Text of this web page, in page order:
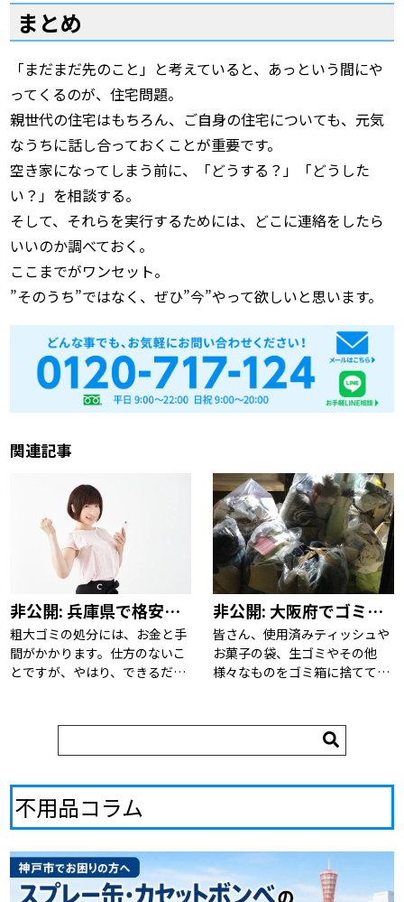
まとめ
「まだまだ先のこと」と考えていると、あっという間にや
ってくるのが、住宅問題。
親世代の住宅はもちろん、ご自身の住宅についても、元気
なうちに話し合っておくことが重要です。
空き家になってしまう前に、「どうする？」「どうした
い？」を相談する。
そして、それらを実行するためには、どこに連絡をしたら
いいのか調べておく。
ここまでがワンセット。
”そのうち”ではなく、ぜひ”今”やって欲しいと思います。
関連記事
非公開: 兵庫県で格安に粗大ゴミを処分する方法とは。自治体と業者のメリットとデメリットについて。
粗大ゴミの処分には、お金と手
間がかかります。仕方のないこ
とですが、やはり、できるだけ
える方法』と『手間を抑える方
非公開: 大阪府でゴミを最高に効率よく引き取ってもらう方法とは！？
皆さん、使用済みティッシュや
お菓子の袋、生ゴミやその他
様々なものをゴミ箱に捨ててい
として処分できますから、あま
り問題にはならないでしょう。
不用品コラム